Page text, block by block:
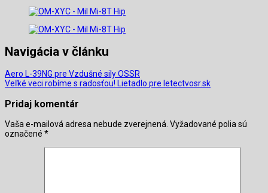
Navigácia v článku
Aero L-39NG pre Vzdušné sily OSSR
Veľké veci robíme s radosťou! Lietadlo pre letectvosr.sk
Pridaj komentár
Vaša e-mailová adresa nebude zverejnená. Vyžadované polia sú
označené *